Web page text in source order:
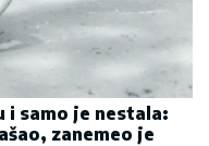
i samo je nestala:
zanemeo je